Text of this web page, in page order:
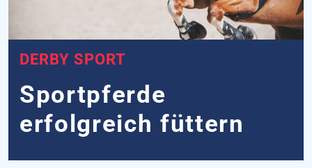
DERBY SPORT
Sportpferde
erfolgreich füttern